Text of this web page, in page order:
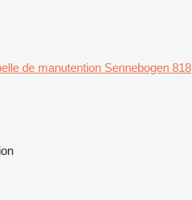
de manutention Sennebogen 818